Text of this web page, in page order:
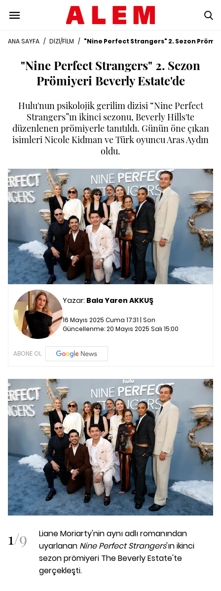
ANA SAYFA / DİZİ/FİLM / "Nine Perfect Strangers" 2. Sezon
"Nine Perfect Strangers" 2. Sezon
Prömiyeri Beverly Estate'de
Hulu'nun psikolojik gerilim dizisi “Nine Perfect
Strangers”ın ikinci sezonu, Beverly Hills'te
düzenlenen prömiyerle tanıtıldı. Günün öne çıkan
isimleri Nicole Kidman ve Türk oyuncu Aras Aydın
oldu.
Yazar: Bala Yaren AKKUŞ
16 Mayıs 2025 Cuma 17:31 | Son
Güncellenme:20 Mayıs 2025 Salı 15:00
ABONE OL
1/9
Liane Moriarty'nin aynı adlı romanından
uyarlanan Nine Perfect Strangers'ın ikinci
sezon prömiyeri The Beverly Estate'te
gerçekleşti.